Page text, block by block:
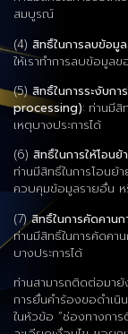
สมบูรณ์
(4) สิทธิ์ในการลบข้อ
ให้เราทำการลบข้อมูล
(5)สิทธิ์ในการระงับ
processing): ท่านมีสิ
เหตุบางประการได้
(6) สิทธิ์ในการให้โอ
ท่านมีสิทธิ์ในการโอนย้
ควบคุมข้อมูลรายอื่น ห
(7)สิทธิ์ในการคัดคา
ท่านมีสิทธิ์ในการคัดค
บางประการได้
ท่านสามารถติดต่อมายั
การยื่นคำร้องขอดำเนิ
ในหัวข้อ “ช่องทางกา